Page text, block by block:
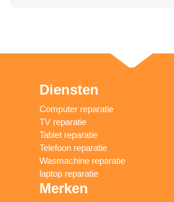
Diensten
Computer reparatie
TV reparatie
Tablet reparatie
Telefoon reparatie
Wasmachine reparatie
laptop reparatie
Merken